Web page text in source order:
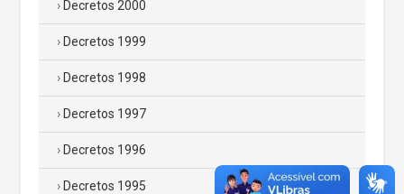
Decretos 2000
Decretos 1999
Decretos 1998
Decretos 1997
Decretos 1996
Decretos 1995